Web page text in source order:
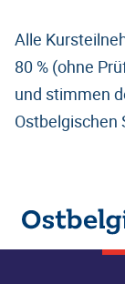
Alle
80 % (ohne
und stimmen
Ostbelgischen